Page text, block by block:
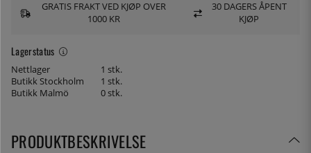
Lagerstatus
Nettlager
1 stk.
Butikk Stockholm
1 stk.
Butikk Malmö
0 stk.
GRATIS FRAKT VED KJØP OVER
1000 KR
30 DAGERS ÅPENT
KJØP
PRODUKTBESKRIVELSE